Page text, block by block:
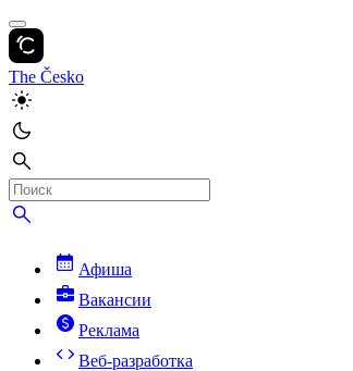
The Česko
Афиша
Вакансии
Реклама
Веб-разработка